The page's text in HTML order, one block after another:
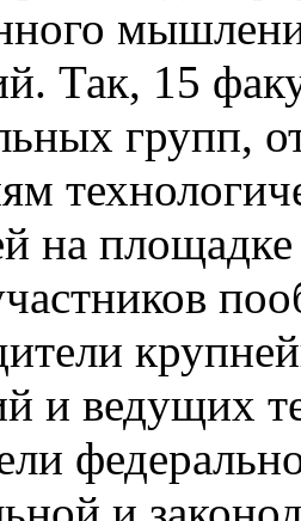
Так, 15
групп,
на
и ведущих